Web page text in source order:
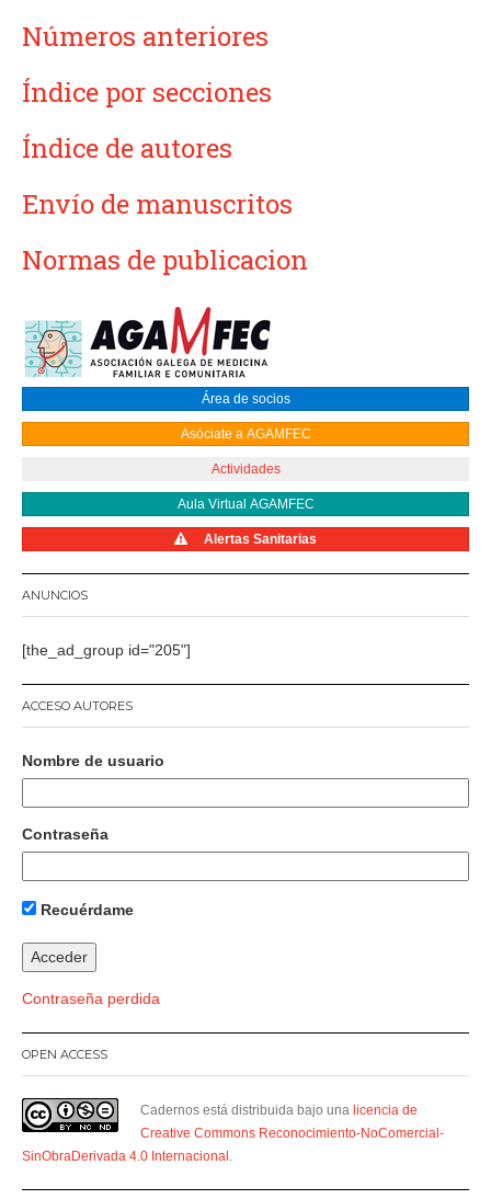
Números anteriores
Índice por secciones
Índice de autores
Envío de manuscritos
Normas de publicacion
Área de socios
Asóciate a AGAMFEC
Actividades
Aula Virtual AGAMFEC
Alertas Sanitarias
ANUNCIOS
[the_ad_group id="205"]
ACCESO AUTORES
Nombre de usuario
Contraseña
Recuérdame
Contraseña perdida
OPEN ACCESS
Cadernos está distribuida bajo una licencia de
Creative Commons Reconocimiento-NoComercial-
SinObraDerivada 4.0 Internacional .